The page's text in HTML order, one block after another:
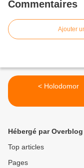
Commentaires
Ajouter
< Holodomor
Hébergé par Overblog
Top articles
Pages